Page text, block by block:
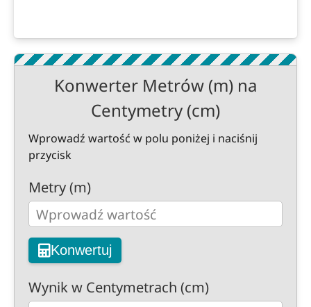
Konwerter Metrów (m) na
Centymetry (cm)
Wprowadź wartość w polu poniżej i naciśnij
przycisk
Metry (m)
Konwertuj
Wynik w Centymetrach (cm)